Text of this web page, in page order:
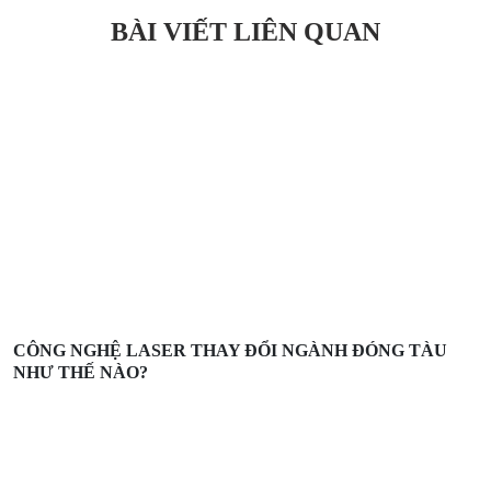
BÀI VIẾT LIÊN QUAN
CÔNG NGHỆ LASER THAY ĐỔI NGÀNH ĐÓNG TÀU
NHƯ THẾ NÀO?